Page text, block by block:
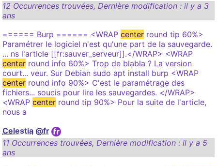
12 Occurrences trouvées, Dernière modification : il y a 3
ans
====== Burp ====== <WRAP centerround tip 60%>
Paramétrer le logiciel n'est qu'une part de la sauvegarde.
... ns l'article [[fr:sauver_serveur]].</WRAP> <WRAP
centerround info 60%> Trop de blabla ? La version
court... veur. Sur Debian sudo apt install burp <WRAP
centerround info 90%> C'est le paramétrage des
fichiers... soucis pour lire les sauvegardes. </WRAP>
<WRAP centerround tip 90%> Pour la suite de l'article,
nous a
Celestia @fr
11 Occurrences trouvées, Dernière modification : il y a 5
ans